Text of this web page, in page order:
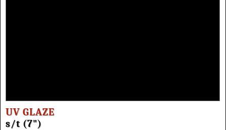
UV GLAZE
s/t (7")